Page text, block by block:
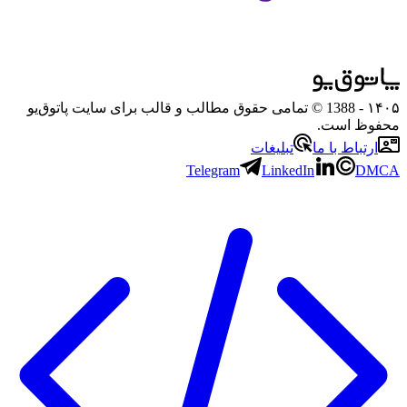
۱۴۰۵
- 1388 © تمامی حقوق مطالب و قالب برای سایت پاتوق‌یو
محفوظ است.
ارتباط با ما
تبلیغات
Telegram
LinkedIn DMCA